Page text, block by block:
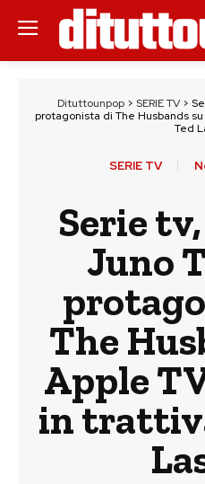
Dituttounpop > SERIE TV >
protagonista di The Husbands
Ted
SERIE TV
Serie
Juno
The
Apple
in